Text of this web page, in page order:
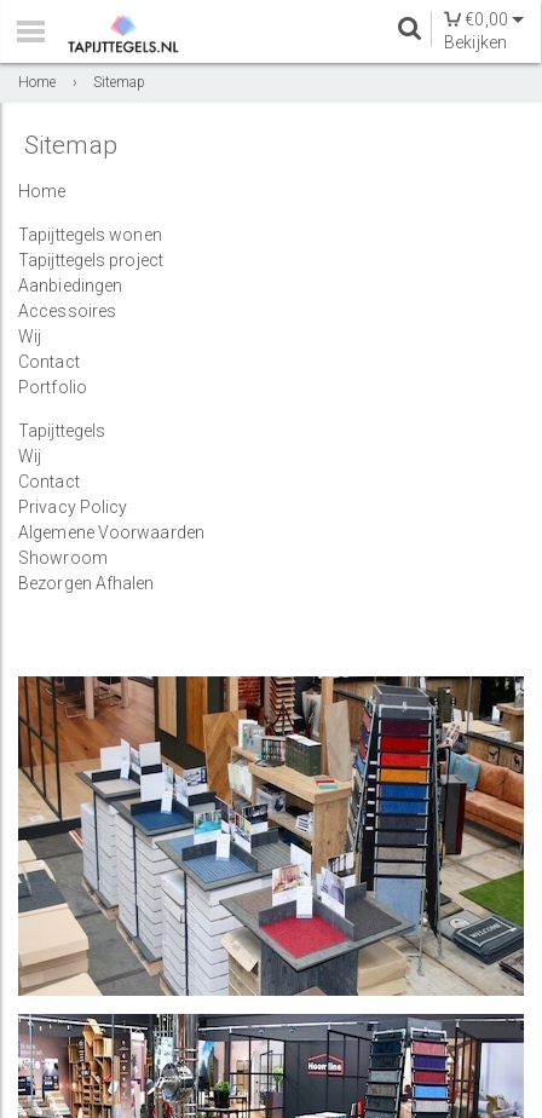
€0,00
Bekijken
Home › Sitemap
Sitemap
Home
Tapijttegels wonen
Tapijttegels project
Aanbiedingen
Accessoires
Wij
Contact
Portfolio
Tapijttegels
Wij
Contact
Privacy Policy
Algemene Voorwaarden
Showroom
Bezorgen Afhalen